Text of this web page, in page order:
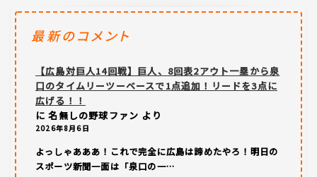
最新のコメント
【広島対巨人14回戦】巨人、8回表2アウト一塁から泉
口のタイムリーツーベースで1点追加！リードを3点に
広げる！！
に名無しの野球ファン より
2026年8月6日
よっしゃあああ！これで完全に広島は諦めたやろ！明日の
スポーツ新聞一面は「泉口の一…